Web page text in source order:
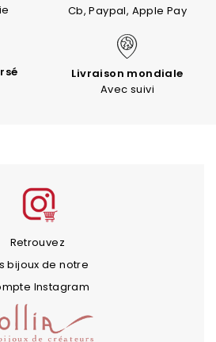
Cb, Paypal, Apple Pay
Livraison mondiale
Avec suivi
Retrouvez
bijoux de notre
Instagram